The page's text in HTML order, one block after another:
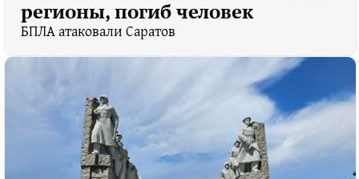
регионы, погиб человек
БПЛА атаковали Саратов